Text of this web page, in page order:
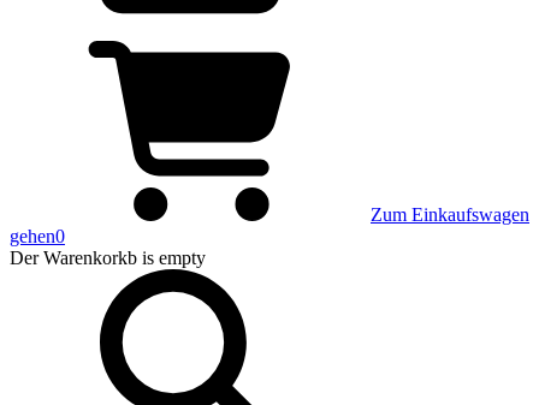
Zum Einkaufswagen
gehen0
Der Warenkorkb is empty